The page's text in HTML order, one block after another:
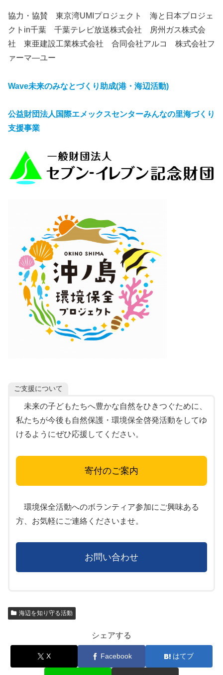
協力・協賛 東京湾UMIプロジェクト 海と日本プロジェ
クトin千葉 千葉テレビ放送株式会社 房州ガス株式会
社 東亜建設工業株式会社 合同会社アルコ 株式会社フ
ァーマ―ユー
Wave未来のみなとづくり助成(港・海辺活動)
公益財団法人国際エメックスセンターみんなの里海づくり
支援事業
ご支援について
未来の子どもたちへ豊かな自然をひきつぐために、
私たちが今後も自然保護・環境保全啓発活動をしてゆ
けるようにぜひ応援してください。
寄付のご案内
環境保全活動へのボランティア参加にご興味ある
方、お気軽にご連絡くださいませ。
お問い合わせ
海辺を知り守る活動
シェアする
X Facebook はてブ